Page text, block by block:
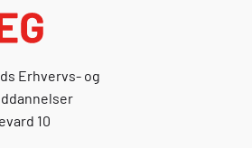
Erhvervs- og
10